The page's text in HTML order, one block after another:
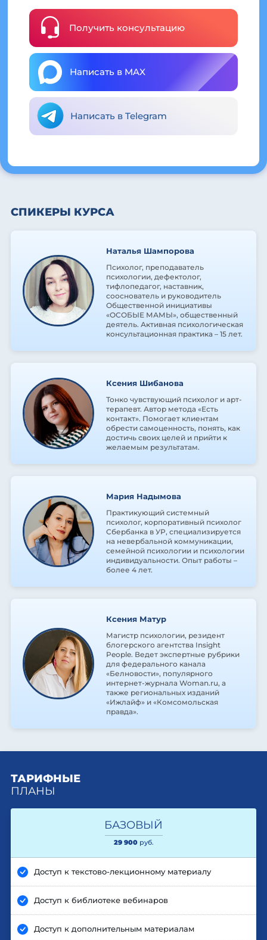
Получить консультацию
Написать в MAX
Написать в Telegram
СПИКЕРЫ КУРСА
Наталья Шампорова
Психолог, преподаватель
психологии, дефектолог,
тифлопедагог, наставник,
сооснователь и руководитель
Общественной инициативы
«ОСОБЫЕ МАМЫ», общественный
деятель. Активная психологическая
консультационная практика – 15 лет.
Ксения Шибанова
Тонко чувствующий психолог и арт-
терапевт. Автор метода «Есть
контакт». Помогает клиентам
обрести самоценность, понять, как
достичь своих целей и прийти к
желаемым результатам.
Мария Надымова
Практикующий системный
психолог, корпоративный психолог
Сбербанка в УР, специализируется
на невербальной коммуникации,
семейной психологии и психологии
индивидуальности. Опыт работы –
более 4 лет.
Ксения Матур
Магистр психологии, резидент
блогерского агентства Insight
People. Ведет экспертные рубрики
для федерального канала
«Белновости», популярного
интернет-журнала Woman.ru, а
также региональных изданий
«Ижлайф» и «Комсомольская
правда».
ТАРИФНЫЕ
ПЛАНЫ
БАЗОВЫЙ
29 900 руб.
Доступ к текстово-лекционному материалу
Доступ к библиотеке вебинаров
Доступ к дополнительным материалам